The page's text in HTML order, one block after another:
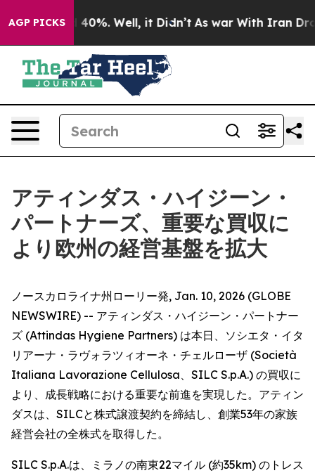
AGP PICKS
Around 40%. Well, it Didn’t As war With Iran Drove
アティンダス・ハイジーン・
パートナーズ、重要な買収に
より欧州の経営基盤を拡大
ノースカロライナ州ローリー発, Jan. 10, 2026 (GLOBE
NEWSWIRE) -- アティンダス・ハイジーン・パートナー
ズ (Attindas Hygiene Partners) は本日、ソシエタ・イタ
リアーナ・ラヴォラツィオーネ・チェルローザ (Società
Italiana Lavorazione Cellulosa、SILC S.p.A.) の買収に
より、成長戦略における重要な前進を実現した。アティン
ダスは、SILCと株式譲渡契約を締結し、創業53年の家族
経営会社の全株式を取得した。
SILC S.p.A.は、ミラノの南東22マイル (約35km) のトレス